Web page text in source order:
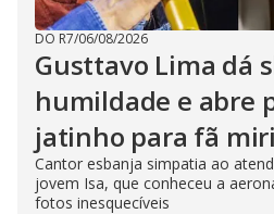
DO R7/06/08/2026
Gusttavo Lima dá
humildade e abre
jatinho para fã
Cantor esbanja simpatia ao
jovem Isa, que conheceu a
fotos inesquecíveis